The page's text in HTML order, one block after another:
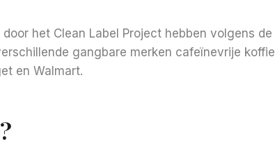
het Clean Label Project hebben volgens de
gangbare merken cafeïnevrije koffie
en Walmart.